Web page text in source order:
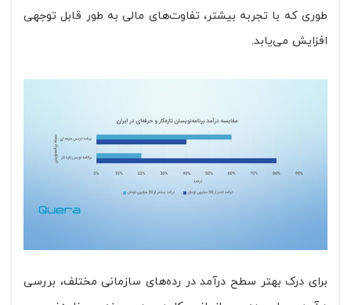
طوری که با تجربه بیشتر، تفاوت‌های مالی به طور قابل توجهی
افزایش می‌یابد.
برای درک بهتر سطح درآمد در رده‌های سازمانی مختلف، بررسی